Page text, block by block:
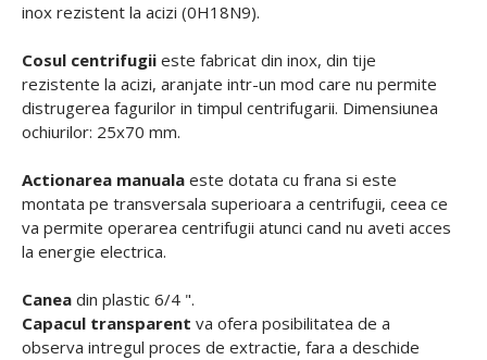
inox rezistent la acizi (0H18N9).
Cosul centrifugii este fabricat din inox, din tije
rezistente la acizi, aranjate intr-un mod care nu permite
distrugerea fagurilor in timpul centrifugarii. Dimensiunea
ochiurilor: 25x70 mm.
Actionarea manuala este dotata cu frana si este
montata pe transversala superioara a centrifugii, ceea ce
va permite operarea centrifugii atunci cand nu aveti acces
la energie electrica.
Canea din plastic 6/4 ".
Capacul transparent va ofera posibilitatea de a
observa intregul proces de extractie, fara a deschide